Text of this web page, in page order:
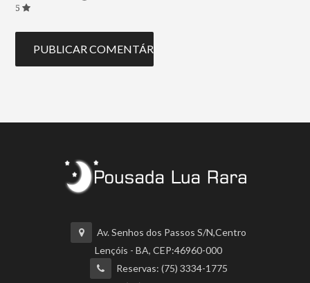
5
Av. Senhos dos Passos S/N,Centro
Lençóis - BA, CEP:46960-000
Reservas: (75) 3334-1775